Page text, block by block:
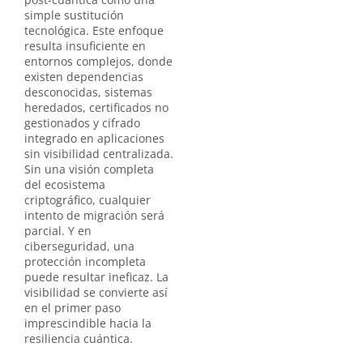
simple sustitución
tecnológica. Este enfoque
resulta insuficiente en
entornos complejos, donde
existen dependencias
desconocidas, sistemas
heredados, certificados no
gestionados y cifrado
integrado en aplicaciones
sin visibilidad centralizada.
Sin una visión completa
del ecosistema
criptográfico, cualquier
intento de migración será
parcial. Y en
ciberseguridad, una
protección incompleta
puede resultar ineficaz. La
visibilidad se convierte así
en el primer paso
imprescindible hacia la
resiliencia cuántica.